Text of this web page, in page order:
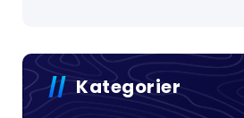
Kategorier